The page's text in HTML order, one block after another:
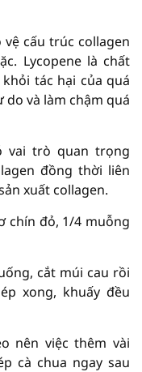
cấu trúc collagen
Lycopene là chất
tác hại của quá
và làm chậm quá
vai trò quan trọng
đồng thời liên
xuất collagen.
chín đỏ, 1/4 muỗng
cắt múi cau rồi
xong, khuấy đều
nên việc thêm vài
cà chua ngay sau